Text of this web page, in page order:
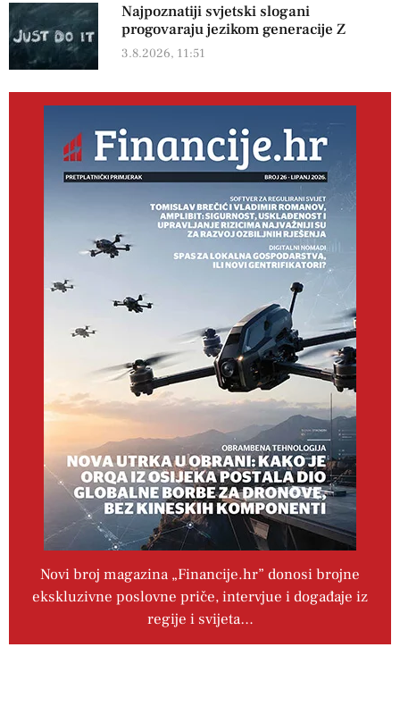
Najpoznatiji svjetski slogani
progovaraju jezikom generacije Z
3.8.2026, 11:51
Novi broj magazina „Financije.hr” donosi brojne
ekskluzivne poslovne priče, intervjue i događaje iz
regije i svijeta…